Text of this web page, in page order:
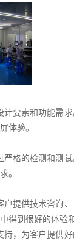
要素和功能需
体验。
格的检测和测
。
提供技术咨询
得到很好的体验
，为客户提供